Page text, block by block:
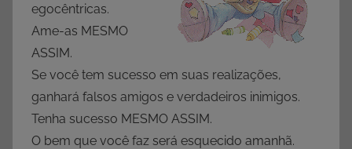
egocêntricas.
Ame-as MESMO
ASSIM.
Se você tem sucesso em suas realizações,
ganhará falsos amigos e verdadeiros inimigos.
Tenha sucesso MESMO ASSIM.
O bem que você faz será esquecido amanhã.